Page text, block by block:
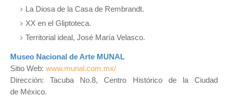
La Diosa de la Casa de Rembrandt.
XX en el Gliptoteca.
Territorial ideal, José María Velasco.
Museo Nacional de Arte MUNAL
Sitio Web: www.munal.com.mx/
Dirección: Tacuba No.8, Centro Histórico de la Ciudad
de México.